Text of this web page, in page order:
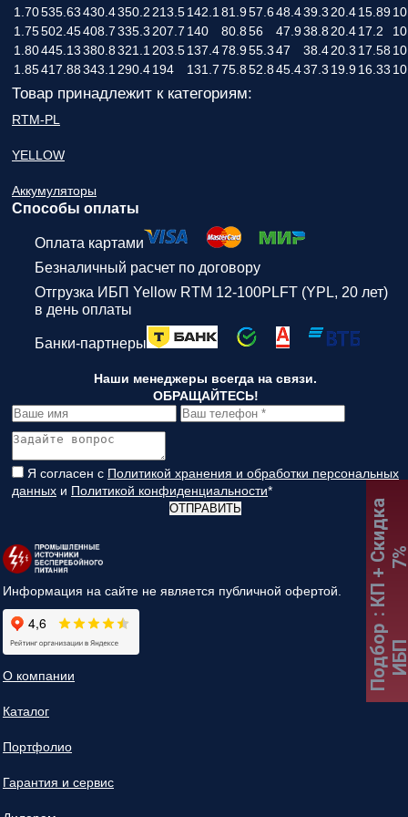
1.70535.63430.4350.2 213.5142.1 81.957.648.439.3 20.415.89
1.75502.45408.7335.3 207.7 140 80.856 47.938.8 20.417.2
1.80445.13380.8321.1 203.5137.478.955.347 38.420.3 17.58
1.85417.88343.1 290.4194 131.775.852.845.437.3 19.916.33
Товар принадлежит к категориям:
RTM-PL
YELLOW
Аккумуляторы
Способы оплаты
Оплата картами
Безналичный расчет по договору
Отгрузка ИБП Yellow RTM 12-100PLFT (YPL, 20 лет)
в день оплаты
Банки-партнеры
Наши менеджеры всегда на связи.
ОБРАЩАЙТЕСЬ!
Я согласен с Политикой хранения и обработки персональных
данных и Политикой конфиденциальности*
ОТПРАВИТЬ
Информация на сайте не является публичной офертой.
О компании
Каталог
Портфолио
Гарантия и сервис
Подбор
:
К
П
+
С
к
и
д
к
а
7